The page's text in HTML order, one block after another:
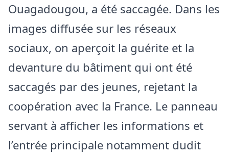
Ouagadougou, a été saccagée. Dans les
images diffusée sur les réseaux
sociaux, on aperçoit la guérite et la
devanture du bâtiment qui ont été
saccagés par des jeunes, rejetant la
coopération avec la France. Le panneau
servant à afficher les informations et
l’entrée principale notamment dudit